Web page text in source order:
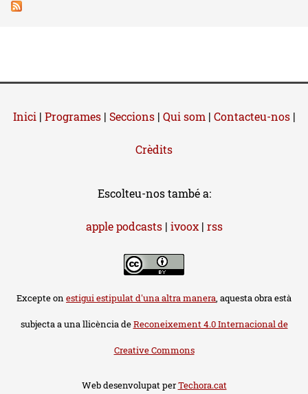
Inici| Programes| Seccions| Qui som| Contacteu-nos|
Crèdits
Escolteu-nos també a:
apple podcasts| ivoox| rss
Excepte on estigui estipulat d'una altra manera, aquesta obra està
subjecta a una llicència deReconeixement 4.0 Internacional de
Creative Commons
Web desenvolupat perTechora.cat